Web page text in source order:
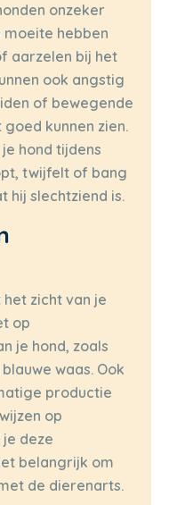
onzeker
moeite hebben
aarzelen bij het
ook angstig
of bewegende
kunnen zien.
hond tijdens
twijfelt of bang
hij slechtziend is.
zicht van je
op
je hond, zoals
waas. Ook
productie
op
deze
belangrijk om
de dierenarts.